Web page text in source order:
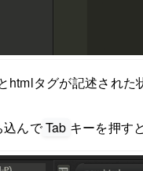
htmlタグが記述された
んでTab キーを押す